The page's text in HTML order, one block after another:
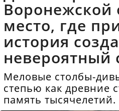
Воронежской
место, где
история
невероятный
Меловые столбы-
степью как древние
память тысячелетий.